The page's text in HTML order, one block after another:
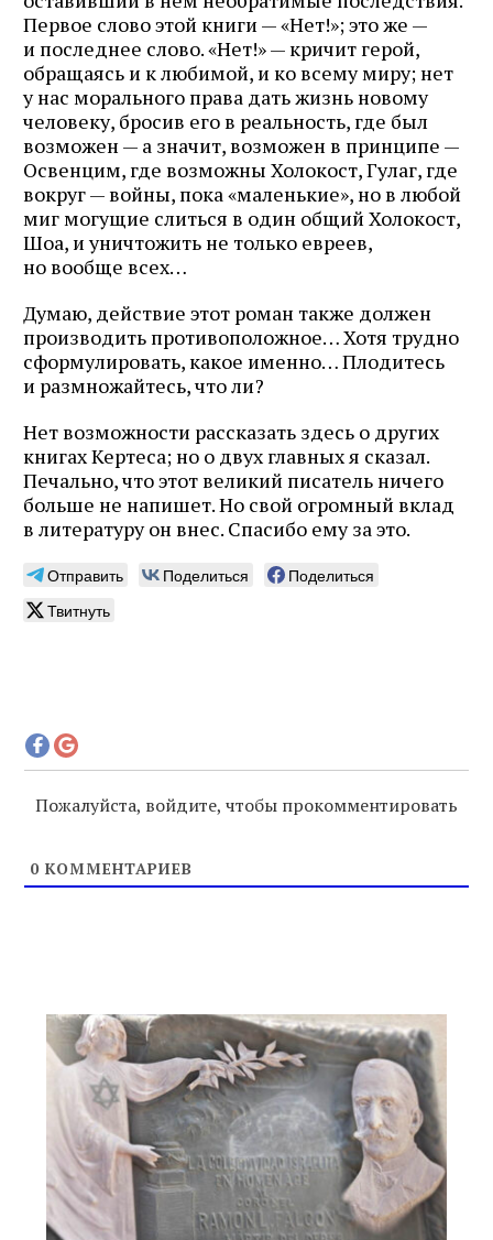
Первое слово этой книги — «Нет!»; это же —
и последнее слово. «Нет!» — кричит герой,
обращаясь и к любимой, и ко всему миру; нет
у нас морального права дать жизнь новому
человеку, бросив его в реальность, где был
возможен — а значит, возможен в принципе —
Освенцим, где возможны Холокост, Гулаг, где
вокруг — войны, пока «маленькие», но в любой
миг могущие слиться в один общий Холокост,
Шоа, и уничтожить не только евреев,
но вообще всех…
Думаю, действие этот роман также должен
производить противоположное… Хотя трудно
сформулировать, какое именно… Плодитесь
и размножайтесь, что ли?
Нет возможности рассказать здесь о других
книгах Кертеса; но о двух главных я сказал.
Печально, что этот великий писатель ничего
больше не напишет. Но свой огромный вклад
в литературу он внес. Спасибо ему за это.
Отправить Поделиться
Поделиться
Твитнуть
Пожалуйста, войдите, чтобы прокомментировать
0 КОММЕНТАРИЕВ
Журнал ЛЕХАИМ в вашем
email
Подпишитесь на рассылку журнала ЛЕХАИМ и получайте
самые интересные публикации с сайта по электронной
почте
Подписаться